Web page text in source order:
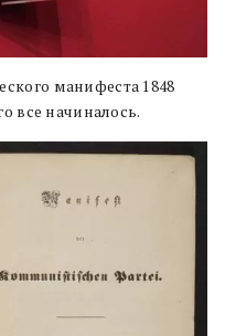
манифеста 1848
все начиналось.